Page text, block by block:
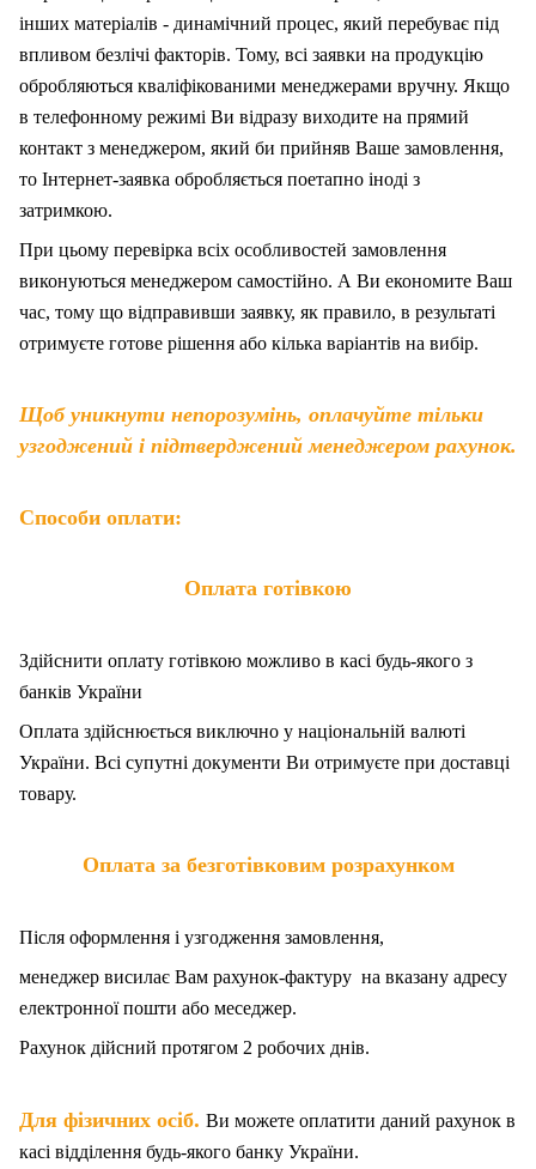
інших матеріалів - динамічний процес, який перебуває під
впливом безлічі факторів. Тому, всі заявки на продукцію
обробляються кваліфікованими менеджерами вручну. Якщо
в телефонному режимі Ви відразу виходите на прямий
контакт з менеджером, який би прийняв Ваше замовлення,
то Інтернет-заявка обробляється поетапно іноді з
затримкою.
При цьому перевірка всіх особливостей замовлення
виконуються менеджером самостійно. А Ви економите Ваш
час, тому що відправивши заявку, як правило, в результаті
отримуєте готове рішення або кілька варіантів на вибір.
Щоб уникнути непорозумінь, оплачуйте тільки
узгоджений і підтверджений менеджером рахунок.
Способи оплати:
Оплата готівкою
Здійснити оплату готівкою можливо в касі будь-якого з
банків України
Оплата здійснюється виключно у національній валюті
України. Всі супутні документи Ви отримуєте при доставці
товару.
Оплата за безготівковим розрахунком
Після оформлення і узгодження замовлення,
менеджер висилає Вам рахунок-фактуру на вказану адресу
електронної пошти або меседжер.
Рахунок дійсний протягом 2 робочих днів.
Для фізичних осіб. Ви можете оплатити даний рахунок в
касі відділення будь-якого банку України.